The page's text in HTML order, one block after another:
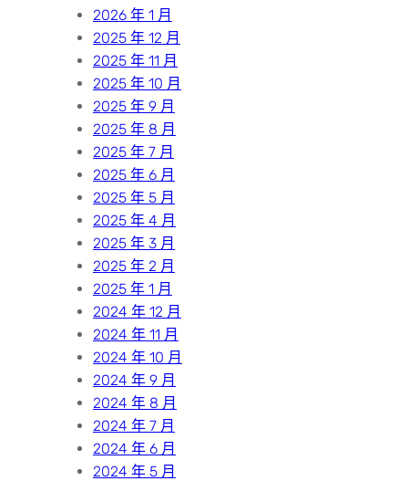
2026 年 1 月
2025 年 12 月
2025 年 11 月
2025 年 10 月
2025 年 9 月
2025 年 8 月
2025 年 7 月
2025 年 6 月
2025 年 5 月
2025 年 4 月
2025 年 3 月
2025 年 2 月
2025 年 1 月
2024 年 12 月
2024 年 11 月
2024 年 10 月
2024 年 9 月
2024 年 8 月
2024 年 7 月
2024 年 6 月
2024 年 5 月